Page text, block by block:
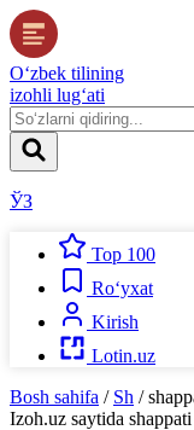
O‘zbek tilining
izohli lug‘ati
ЎЗ
Top 100
Ro‘yxat
Kirish
Lotin.uz
Bosh sahifa / Sh /
Izoh.uz saytida shappati